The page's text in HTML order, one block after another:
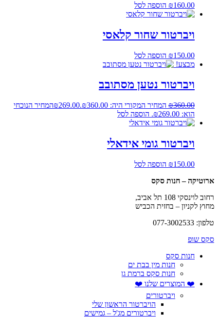
₪160.00 הוספה לסל
ויברטור שחור קלאסי
₪150.00
הוספה לסל
מבצע!
ויברטור נטען מסתובב
₪360.00 המחיר המקורי היה: ₪360.00. ₪269.00
המחיר הנוכחי
הוא: ₪269.00.
הוספה לסל
ויברטור גומי אידאלי
₪150.00
הוספה לסל
ארוטיקה – חנות סקס
רחוב לוינסקי 108 תל אביב,
מחוץ לקניון – בחזית הכביש
טלפון: 077-3002533
סקס שופ
חנות סקס
חנות מין בבת ים
חנות סקס ברמת גן
❤️ המוצרים שלנו ❤️
ויברטורים
הויברטור הראשון שלי
ויברטורים מג'ל – גמישים